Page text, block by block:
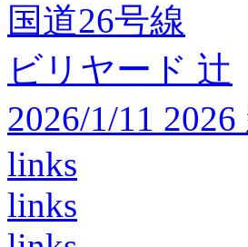
国道26号線
ビリヤード 辻
2026/1/11
links
links